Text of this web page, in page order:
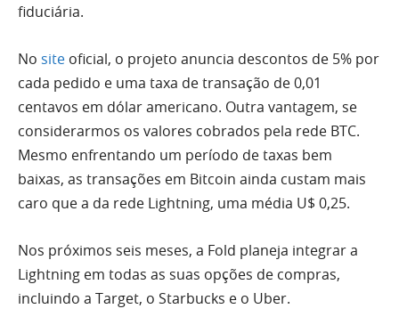
fiduciária.
No site oficial, o projeto anuncia descontos de 5% por
cada pedido e uma taxa de transação de 0,01
centavos em dólar americano. Outra vantagem, se
considerarmos os valores cobrados pela rede BTC.
Mesmo enfrentando um período de taxas bem
baixas, as transações em Bitcoin ainda custam mais
caro que a da rede Lightning, uma média U$ 0,25.
Nos próximos seis meses, a Fold planeja integrar a
Lightning em todas as suas opções de compras,
incluindo a Target, o Starbucks e o Uber.